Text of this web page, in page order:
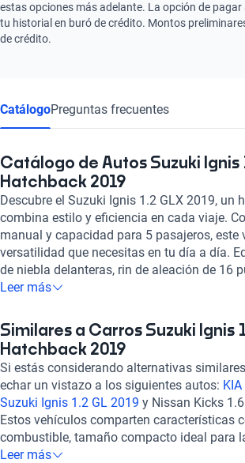
estas opciones más adelante. La opción de pagar
tu historial en buró de crédito. Montos
de crédito.
CatálogoPreguntas frecuentes
Catálogo de Autos Suzuki Ignis
Hatchback 2019
Descubre el Suzuki Ignis 1.2 GLX 2019, un
combina estilo y eficiencia en cada viaje.
manual y capacidad para 5 pasajeros, este
versatilidad que necesitas en tu día a día.
de niebla delanteras, rin de aleación de 16
de 1.2 litros, el Ignis destaca por su
acondicionado, pantalla táctil, Bluetooth,
crucero, que hacen que cada trayecto sea
placentera. Con características de
aire frontales, frenos ABS y asistencia de
tranquilidad. Descubre el Suzuki Ignis 1.2
prepárate para vivir la mejor experiencia de
próximo auto te espera!
Leer más
Similares a Carros Suzuki Ignis
Hatchback 2019
Si estás considerando alternativas
echar un vistazo a los siguientes autos:
Suzuki Ignis 1.2 GL 2019 y Nissan Kicks
Estos vehículos comparten características
combustible, tamaño compacto ideal para
tecnología moderna que garantiza una
Leer más